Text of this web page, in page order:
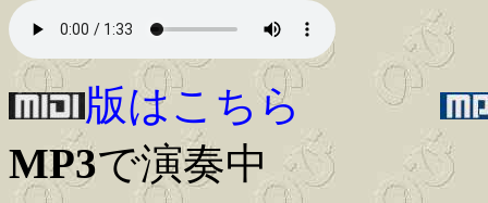
版はこちら
MP3で演奏中